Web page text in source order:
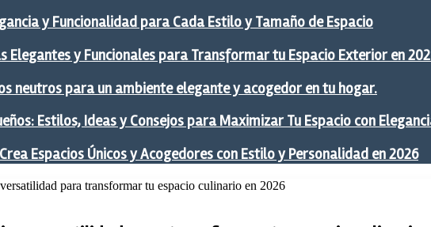
y Funcionalidad para Cada Estilo y Tamaño de Espacio
Elegantes y Funcionales para Transformar tu Espacio Exterior en
neutros para un ambiente elegante y acogedor en tu hogar.
Estilos, Ideas y Consejos para Maximizar Tu Espacio con
Espacios Únicos y Acogedores con Estilo y Personalidad en 2026
para transformar tu espacio culinario en 2026